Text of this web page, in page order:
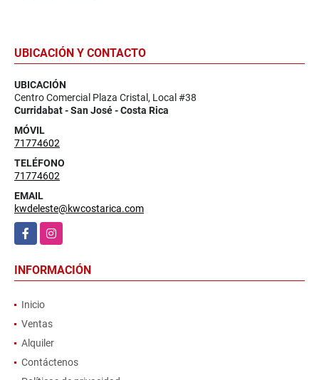
UBICACIÓN Y CONTACTO
UBICACIÓN
Centro Comercial Plaza Cristal, Local #38
Curridabat - San José - Costa Rica
MÓVIL
71774602
TELÉFONO
71774602
EMAIL
kwdeleste@kwcostarica.com
FacebookInstagram
INFORMACIÓN
Inicio
Ventas
Alquiler
Contáctenos